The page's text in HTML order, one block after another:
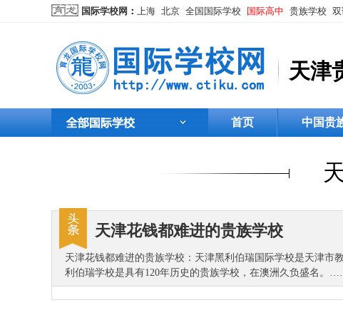
国际学校网 ： 上海 北京 全国国际学校 国际高中 贵族学校
天津
首页 中国贵
天津花钱都难进的贵族学校
天津花钱都难进的贵族学校：天津黑利伯瑞国际学校是天津市
利伯瑞学校是具有120年历史的贵族学校，在澳洲久负盛名。